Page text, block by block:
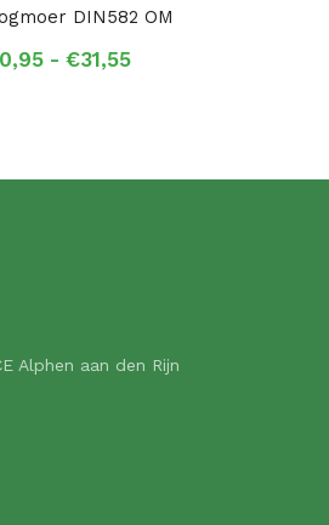
DIN582 OM
- €31,55Prijsklasse:
Alphen aan den Rijn